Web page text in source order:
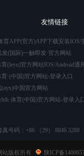
友情链接
育APP(官方)APP下载安装IOS/
发(国际)一触即发·官方网站
育(leyu)官方网站IOS/Android通
育·(中国)官方网站-登录入口
(ayx)中国官方网站
hth·体育(中国)官方网站-登录入
真号码：+86 （29） 8846 3288
站版权所有 陕ICP备